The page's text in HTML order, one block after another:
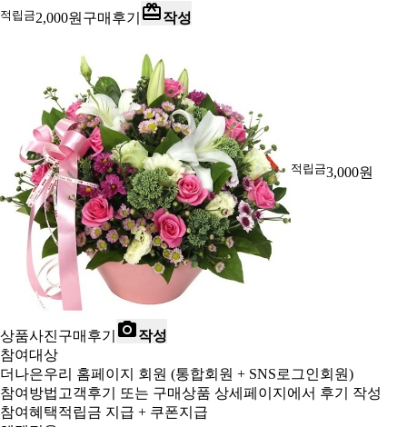
적립금2,000원 구매후기 redeem작성
적립금3,000원
상품사진구매후기 photo_camera작성
참여대상
더나은우리 홈페이지 회원 (통합회원 + SNS로그인회원)
참여방법 고객후기 또는 구매상품 상세페이지에서 후기 작성
참여혜택적립금 지급 + 쿠폰지급